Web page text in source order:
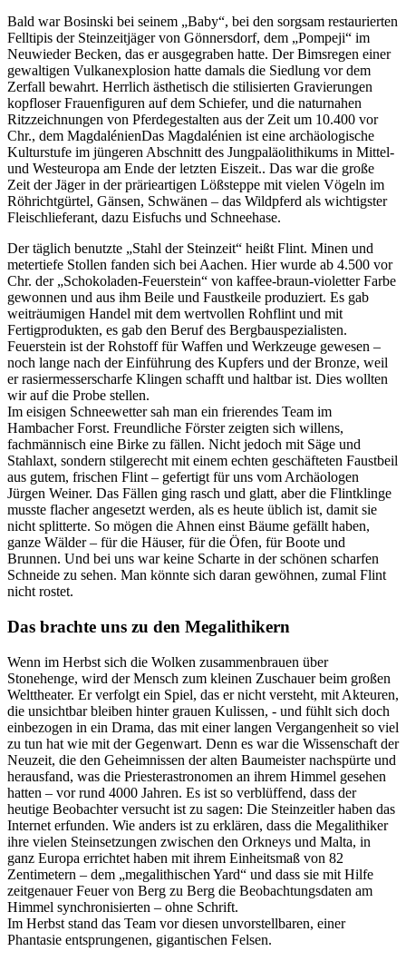
Bald war Bosinski bei seinem
Baby , bei den sorgsam restaurierten
Felltipis der Steinzeitjäger von Gönnersdorf, dem
Pompeji
im
Neuwieder Becken, das er ausgegraben hatte. Der Bimsregen einer
gewaltigen Vulkanexplosion hatte damals die Siedlung vor dem
Zerfall bewahrt. Herrlich ästhetisch die stilisierten Gravierungen
kopfloser Frauenfiguren auf dem Schiefer, und die naturnahen
Ritzzeichnungen von Pferdegestalten aus der Zeit um 10.400 vor
Chr., dem MagdalénienDas Magdalénien ist eine archäologische
Kulturstufe im jüngeren Abschnitt des Jungpaläolithikums in Mittel-
und Westeuropa am Ende der letzten Eiszeit.. Das war die große
Zeit der Jäger in der prärieartigen Lößsteppe mit vielen Vögeln im
Röhrichtgürtel, Gänsen, Schwänen – das Wildpferd als wichtigster
Fleischlieferant, dazu Eisfuchs und Schneehase.
Der täglich benutzte
Stahl der Steinzeit
heißt Flint. Minen und
metertiefe Stollen fanden sich bei Aachen. Hier wurde ab 4.500 vor
Chr. der
Schokoladen-Feuerstein
von kaffee-braun-violetter Farbe
gewonnen und aus ihm Beile und Faustkeile produziert. Es gab
weiträumigen Handel mit dem wertvollen Rohflint und mit
Fertigprodukten, es gab den Beruf des Bergbauspezialisten.
Feuerstein ist der Rohstoff für Waffen und Werkzeuge gewesen –
noch lange nach der Einführung des Kupfers und der Bronze, weil
er rasiermesserscharfe Klingen schafft und haltbar ist. Dies wollten
wir auf die Probe stellen.
Im eisigen Schneewetter sah man ein frierendes Team im
Hambacher Forst. Freundliche Förster zeigten sich willens,
fachmännisch eine Birke zu fällen. Nicht jedoch mit Säge und
Stahlaxt, sondern stilgerecht mit einem echten geschäfteten Faustbeil
aus gutem, frischen Flint – gefertigt für uns vom Archäologen
Jürgen Weiner. Das Fällen ging rasch und glatt, aber die Flintklinge
musste flacher angesetzt werden, als es heute üblich ist, damit sie
nicht splitterte. So mögen die Ahnen einst Bäume gefällt haben,
ganze Wälder – für die Häuser, für die Öfen, für Boote und
Brunnen. Und bei uns war keine Scharte in der schönen scharfen
Schneide zu sehen. Man könnte sich daran gewöhnen, zumal Flint
nicht rostet.
Das brachte uns zu den Megalithikern
Wenn im Herbst sich die Wolken zusammenbrauen über
Stonehenge, wird der Mensch zum kleinen Zuschauer beim großen
Welttheater. Er verfolgt ein Spiel, das er nicht versteht, mit Akteuren,
die unsichtbar bleiben hinter grauen Kulissen, - und fühlt sich doch
einbezogen in ein Drama, das mit einer langen Vergangenheit so viel
zu tun hat wie mit der Gegenwart. Denn es war die Wissenschaft der
Neuzeit, die den Geheimnissen der alten Baumeister nachspürte und
herausfand, was die Priesterastronomen an ihrem Himmel gesehen
hatten – vor rund 4000 Jahren. Es ist so verblüffend, dass der
heutige Beobachter versucht ist zu sagen: Die Steinzeitler haben das
Internet erfunden. Wie anders ist zu erklären, dass die Megalithiker
ihre vielen Steinsetzungen zwischen den Orkneys und Malta, in
ganz Europa errichtet haben mit ihrem Einheitsmaß von 82
Zentimetern – dem
megalithischen Yard
und dass sie mit Hilfe
zeitgenauer Feuer von Berg zu Berg die Beobachtungsdaten am
Himmel synchronisierten – ohne Schrift.
Im Herbst stand das Team vor diesen unvorstellbaren, einer
Phantasie entsprungenen, gigantischen Felsen.